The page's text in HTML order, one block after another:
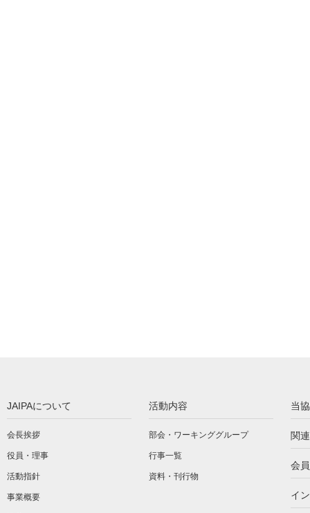
JAIPAについて
会長挨拶
役員・理事
活動指針
事業概要
活動内容
部会・ワーキンググループ
行事一覧
資料・刊行物
当
関
会
イ